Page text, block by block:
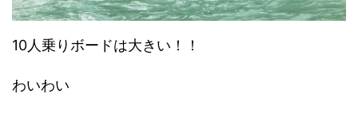
10人乗りボードは大きい！！
わいわい